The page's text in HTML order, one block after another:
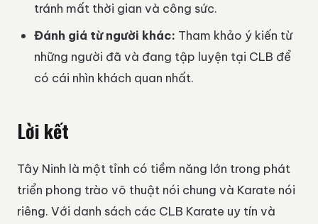
tránh mất thời gian và công sức.
Đánh giá từ người khác: Tham khảo ý kiến từ
những người đã và đang tập luyện tại CLB để
có cái nhìn khách quan nhất.
Lời kết
Tây Ninh là một tỉnh có tiềm năng lớn trong phát
triển phong trào võ thuật nói chung và Karate nói
riêng. Với danh sách các CLB Karate uy tín và